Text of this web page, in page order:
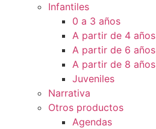
Infantiles
0 a 3 años
A partir de 4 años
A partir de 6 años
A partir de 8 años
Juveniles
Narrativa
Otros productos
Agendas